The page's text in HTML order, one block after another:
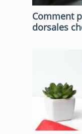
Comment
dorsales